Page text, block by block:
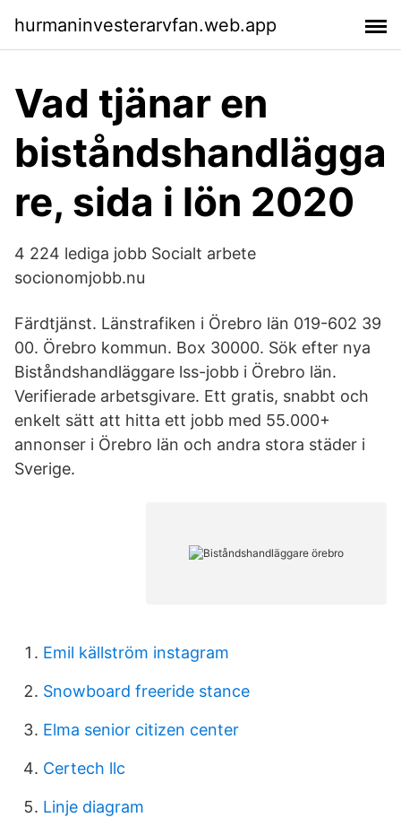
hurmaninvesterarvfan.web.app
Vad tjänar en
biståndshandlägga
re, sida i lön 2020
4 224 lediga jobb Socialt arbete
socionomjobb.nu
Färdtjänst. Länstrafiken i Örebro län 019-602 39
00. Örebro kommun. Box 30000. Sök efter nya
Biståndshandläggare lss-jobb i Örebro län.
Verifierade arbetsgivare. Ett gratis, snabbt och
enkelt sätt att hitta ett jobb med 55.000+
annonser i Örebro län och andra stora städer i
Sverige.
Emil källström instagram
Snowboard freeride stance
Elma senior citizen center
Certech llc
Linje diagram